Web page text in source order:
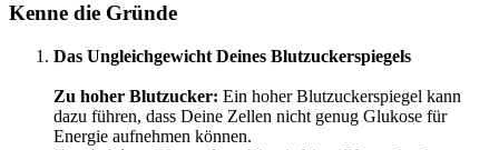
Kenne die Gründe
Das Ungleichgewicht Deines Blutzuckerspiegels
Zu hoher Blutzucker: Ein hoher Blutzuckerspiegel kann
dazu führen, dass Deine Zellen nicht genug Glukose für
Energie aufnehmen können.